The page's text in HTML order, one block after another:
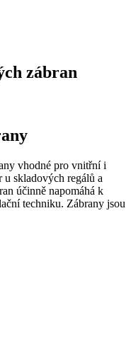
zábran
vhodné pro vnitřní i
skladových regálů a
účinně napomáhá k
techniku. Zábrany jsou